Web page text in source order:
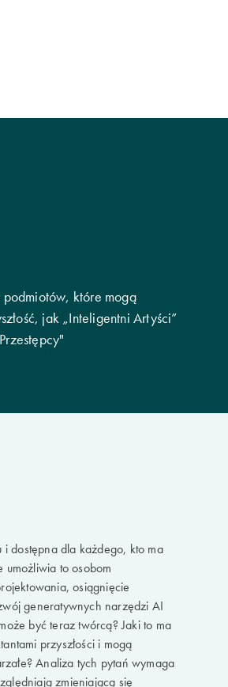
które mogą
jak „Inteligentni Artyści”
i dostępna dla każdego, kto ma
to osobom
osiągnięcie
generatywnych narzędzi AI
być teraz twórcą? Jaki to ma
przyszłości i mogą
Analiza tych pytań wymaga
zmieniającą się